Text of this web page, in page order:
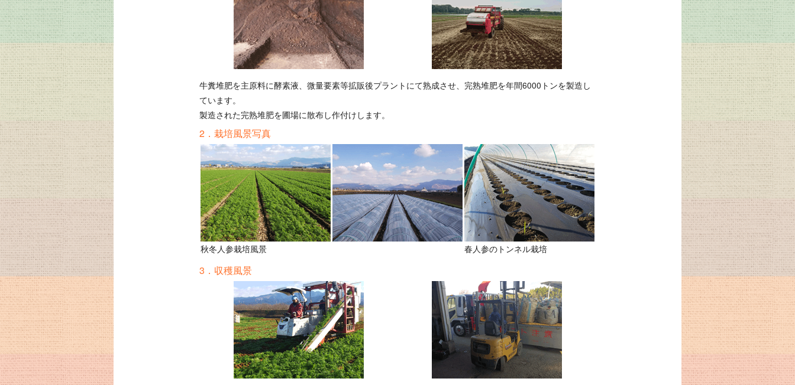
牛糞堆肥を主原料に酵素液、微量要素等拡販後プラントにて熟成させ、完熟堆肥を年間6000トンを製造し
ています。
製造された完熟堆肥を圃場に散布し作付けします。
2．栽培風景写真
秋冬人参栽培風景 春人参のトンネル栽培
3．収穫風景